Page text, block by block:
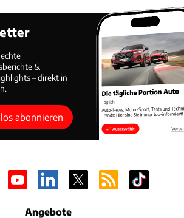
&
– direkt in
abonnieren
Angebote